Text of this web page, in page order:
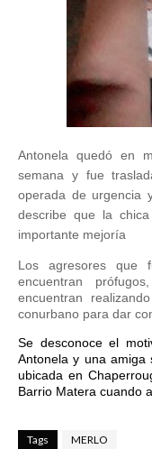
Antonela quedó en
semana y fue
operada de urgencia
describe que la
importante mejoría
Los agresores que
encuentran
encuentran
conurbano para dar
Se desconoce el
Antonela y una
ubicada en
Barrio Matera cuando
Tags MERLO